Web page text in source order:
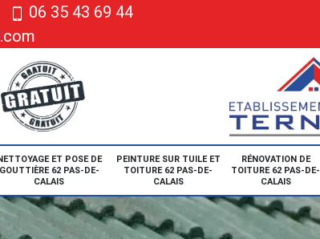
06 35 43 69 44
ET POSE DE
GOUTTIÈRE 62 PAS-DE-
CALAIS
PEINTURE SUR TUILE ET
TOITURE 62 PAS-DE-
CALAIS
RÉNOVATION DE
TOITURE 62 PAS-DE-
CALAIS